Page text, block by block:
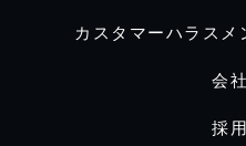
カスタマーハラス
会
採